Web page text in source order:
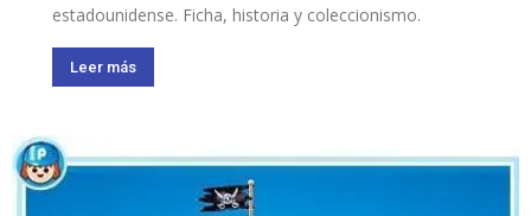
estadounidense. Ficha, historia y coleccionismo.
Leer más